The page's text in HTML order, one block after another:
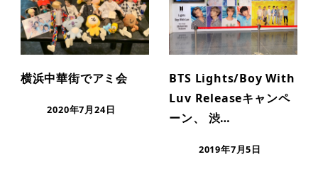
横浜中華街でアミ会
2020年7月24日
BTS Lights/Boy With
Luv Releaseキャンペ
ーン、 渋…
2019年7月5日